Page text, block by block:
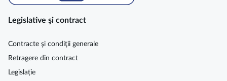
Legislative şi contract
Contracte şi condiţii generale
Retragere din contract
Legislație